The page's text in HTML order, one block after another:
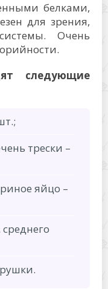
белками,
для зрения,
Очень
следующие
трески –
яйцо –